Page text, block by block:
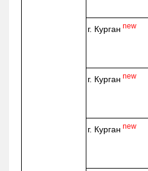
г. Курган new
г. Курган new
г. Курган new